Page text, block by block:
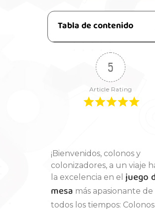
Tabla de contenido
5
Article Rating
¡Bienvenidos, colonos y
colonizadores, a un viaje
la excelencia en el juego
mesa más apasionante de
todos los tiempos: